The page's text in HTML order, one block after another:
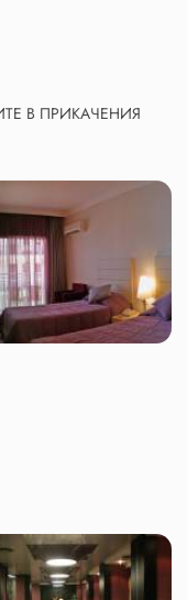
В ПРИКАЧЕНИЯ